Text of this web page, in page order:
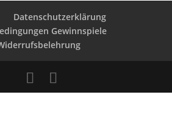
Datenschutzerklärung
Gewinnspiele